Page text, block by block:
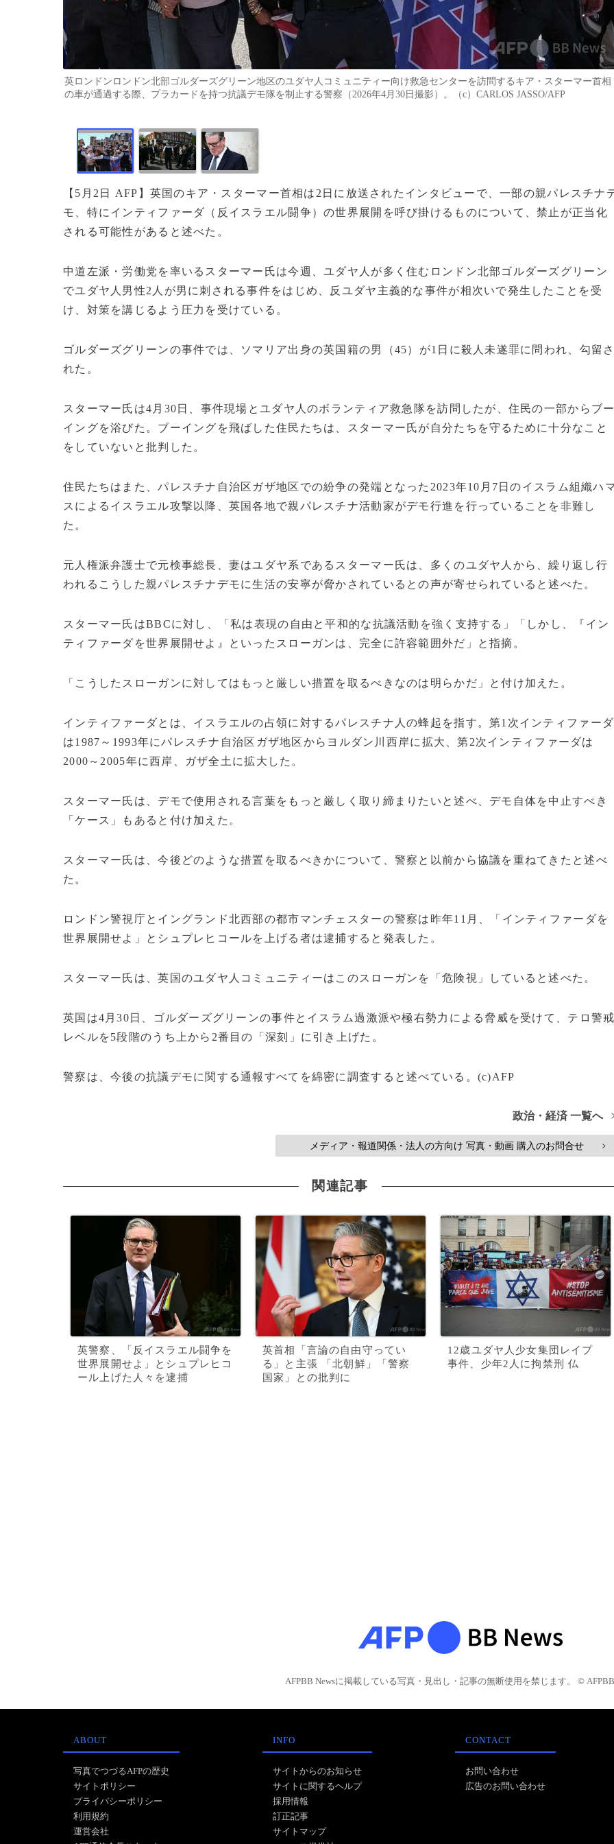
英ロンドンロンドン北部ゴルダーズグリーン地区のユダヤ人コミュニティー向け救急センターを訪問するキア・スターマー首相
の車が通過する際、プラカードを持つ抗議デモ隊を制止する警察（2026年4月30日撮影）。（c）CARLOS JASSO/AFP
【5月2日 AFP】英国のキア・スターマー首相は2日に放送されたインタビューで、一部の親パレスチナ
モ、特にインティファーダ（反イスラエル闘争）の世界展開を呼び掛けるものについて、禁止が正当化
される可能性があると述べた。
中道左派・労働党を率いるスターマー氏は今週、ユダヤ人が多く住むロンドン北部ゴルダーズグリーン
でユダヤ人男性2人が男に刺される事件をはじめ、反ユダヤ主義的な事件が相次いで発生したことを受
け、対策を講じるよう圧力を受けている。
ゴルダーズグリーンの事件では、ソマリア出身の英国籍の男（45）が1日に殺人未遂罪に問われ、勾留
れた。
スターマー氏は4月30日、事件現場とユダヤ人のボランティア救急隊を訪問したが、住民の一部からブ
イングを浴びた。ブーイングを飛ばした住民たちは、スターマー氏が自分たちを守るために十分なこと
をしていないと批判した。
住民たちはまた、パレスチナ自治区ガザ地区での紛争の発端となった2023年10月7日のイスラム組織ハ
スによるイスラエル攻撃以降、英国各地で親パレスチナ活動家がデモ行進を行っていることを非難し
た。
元人権派弁護士で元検事総長、妻はユダヤ系であるスターマー氏は、多くのユダヤ人から、繰り返し行
われるこうした親パレスチナデモに生活の安寧が脅かされているとの声が寄せられていると述べた。
スターマー氏はBBCに対し、「私は表現の自由と平和的な抗議活動を強く支持する」「しかし、『イン
ティファーダを世界展開せよ』といったスローガンは、完全に許容範囲外だ」と指摘。
「こうしたスローガンに対してはもっと厳しい措置を取るべきなのは明らかだ」と付け加えた。
インティファーダとは、イスラエルの占領に対するパレスチナ人の蜂起を指す。第1次インティファーダ
は1987～1993年にパレスチナ自治区ガザ地区からヨルダン川西岸に拡大、第2次インティファーダは
2000～2005年に西岸、ガザ全土に拡大した。
スターマー氏は、デモで使用される言葉をもっと厳しく取り締まりたいと述べ、デモ自体を中止すべき
「ケース」もあると付け加えた。
スターマー氏は、今後どのような措置を取るべきかについて、警察と以前から協議を重ねてきたと述べ
た。
ロンドン警視庁とイングランド北西部の都市マンチェスターの警察は昨年11月、「インティファーダを
世界展開せよ」とシュプレヒコールを上げる者は逮捕すると発表した。
スターマー氏は、英国のユダヤ人コミュニティーはこのスローガンを「危険視」していると述べた。
英国は4月30日、ゴルダーズグリーンの事件とイスラム過激派や極右勢力による脅威を受けて、テロ警
レベルを5段階のうち上から2番目の「深刻」に引き上げた。
警察は、今後の抗議デモに関する通報すべてを綿密に調査すると述べている。(c)AFP
政治・経済 一覧へ
メディア・報道関係・法人の方向け 写真・動画 購入のお問合せ >
関連記事
英警察、「反イスラエル闘争を
世界展開せよ」とシュプレヒコ
ール上げた人々を逮捕
英首相「言論の自由守ってい
る」と主張 「北朝鮮」「警察
国家」との批判に
12歳ユダヤ人少女集団レイプ
事件、少年2人に拘禁刑 仏
AFPBB Newsに掲載している写真・見出し・記事の無断使用を禁じます。 © AFPBB
ABOUT
写真でつづるAFPの歴史
サイトポリシー
プライバシーポリシー
利用規約
運営会社
INFO
サイトからのお知らせ
サイトに関するヘルプ
採用情報
訂正記事
サイトマップ
CONTACT
お問い合わせ
広告のお問い合わせ